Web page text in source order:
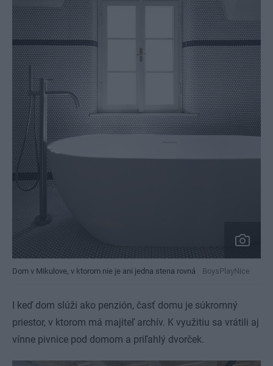
Dom v Mikulove, v ktorom nie je ani jedna stena rovná BoysPlayNice
I keď dom slúži ako penzión, časť domu je súkromný
priestor, v ktorom má majiteľ archív. K využitiu sa vrátili aj
vínne pivnice pod domom a priľahlý dvorček.